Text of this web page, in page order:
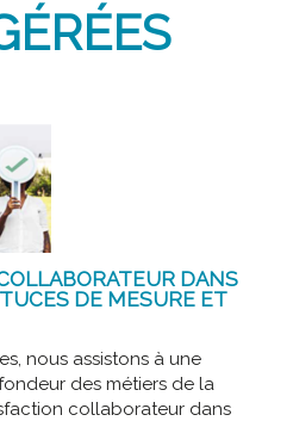
DANS
DE MESURE ET
nous assistons à une
des métiers de la
collaborateur dans